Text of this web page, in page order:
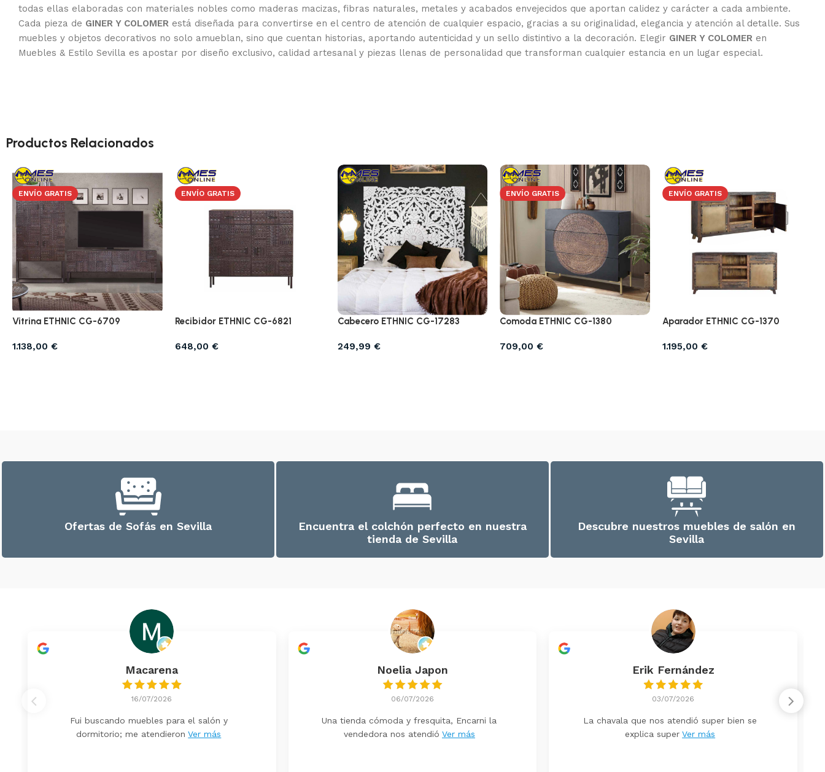
todas ellas elaboradas con materiales nobles como maderas macizas, fibras naturales, metales y acabados envejecidos que aportan calidez y carácter a cada ambiente.
Cada pieza de GINER Y COLOMER está diseñada para convertirse en el centro de atención de cualquier espacio, gracias a su originalidad, elegancia y atención al detalle. Sus
muebles y objetos decorativos no solo amueblan, sino que cuentan historias, aportando autenticidad y un sello distintivo a la decoración. Elegir GINER Y COLOMER en
Muebles & Estilo Sevilla es apostar por diseño exclusivo, calidad artesanal y piezas llenas de personalidad que transforman cualquier estancia en un lugar especial.
Productos Relacionados
ENVÍO GRATIS
Vitrina ETHNIC CG-6709
1.138,00 €
ENVÍO GRATIS
Recibidor ETHNIC CG-6821
648,00 €
Cabecero ETHNIC CG-17283
249,99 €
ENVÍO GRATIS
Comoda ETHNIC CG-1380
709,00€
ENVÍO GRATIS
Aparador ETHNIC CG-1370
1.195,00€
Ofertas de Sofás en Sevilla
Encuentra el colchón perfecto en nuestra
tienda de Sevilla
Descubre nuestros muebles de salón en
Sevilla
Macarena
16/07/2026
Fui buscando muebles para el salón y
dormitorio; me atendieron Ver más
Noelia Japon
06/07/2026
Una tienda cómoda y fresquita, Encarni la
vendedora nos atendió Ver más
Erik Fernández
03/07/2026
La chavala que nos atendió super bien se
explica super Ver más